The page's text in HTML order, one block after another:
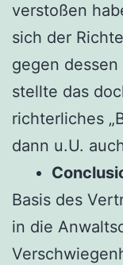
verstoßen
sich der
gegen
stellte das
richterliches
dann u.U.
Basis des
in die